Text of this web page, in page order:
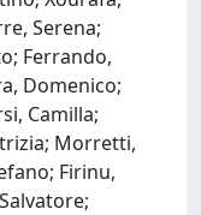
Serena;
Ferrando,
Domenico;
Camilla;
Morretti,
Firinu,